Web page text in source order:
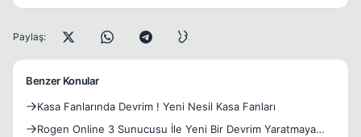
Paylaş:
Benzer Konular
Kasa Fanlarında Devrim ! Yeni Nesil Kasa Fanları
Rogen Online 3 Sunucusu İle Yeni Bir Devrim Yaratmaya